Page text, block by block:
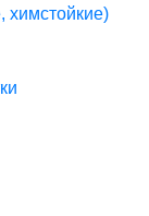
химстойкие)